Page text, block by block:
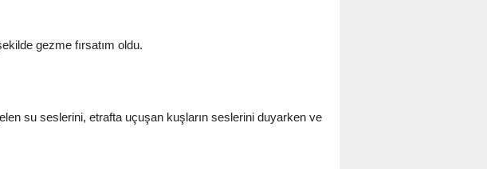
gezme fırsatım oldu.
su seslerini, etrafta uçuşan kuşların seslerini duyarken ve